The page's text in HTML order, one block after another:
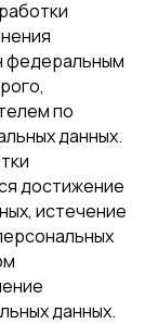
федеральным
по
данных.
достижение
истечение
данных.